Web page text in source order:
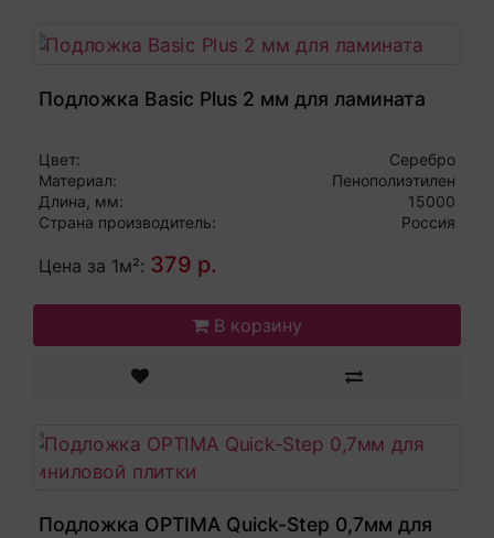
Подложка Basic Plus 2 мм для ламината
Цвет:
Серебро
Материал:
Пенополиэтилен
Длина, мм:
15000
Страна производитель:
Россия
Цена за 1м²: 379 р.
В корзину
Подложка OPTIMA Quick-Step 0,7мм для